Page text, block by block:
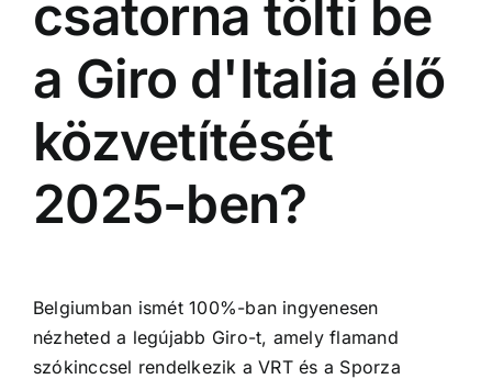
csatorna tölti be
a Giro d'Italia élő
közvetítését
2025-ben?
Belgiumban ismét 100%-ban ingyenesen
nézheted a legújabb Giro-t, amely flamand
szókinccsel rendelkezik a VRT és a Sporza